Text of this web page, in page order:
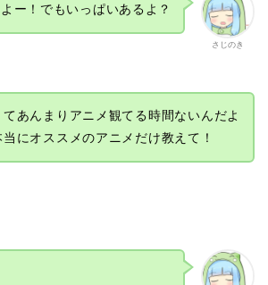
さじのき
ー！でもいっぱいあるよ？
てあんまりアニメ観てる時間ないんだよ
にオススメのアニメだけ教えて！